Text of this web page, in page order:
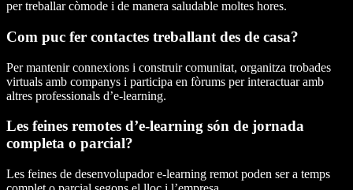
per treballar còmode i de manera saludable moltes hores.
Com puc fer contactes treballant des de casa?
Per mantenir connexions i construir comunitat, organitza trobades
virtuals amb companys i participa en fòrums per interactuar amb
altres professionals d’e-learning.
Les feines remotes d’e-learning són de jornada
completa o parcial?
Les feines de desenvolupador e-learning remot poden ser a temps